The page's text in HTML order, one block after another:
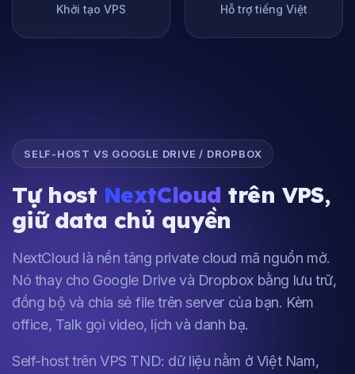
Khởi tạo VPS Hỗ trợ tiếng Việt
SELF-HOST VS GOOGLE DRIVE / DROPBOX
Tự host NextCloud trên VPS,
giữ data chủ quyền
NextCloud là nền tảng private cloud mã nguồn mở.
Nó thay cho Google Drive và Dropbox bằng lưu trữ,
đồng bộ và chia sẻ file trên server của bạn. Kèm
office, Talk gọi video, lịch và danh bạ.
Self-host trên VPS TND: dữ liệu nằm ở Việt Nam,